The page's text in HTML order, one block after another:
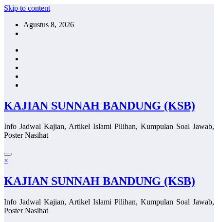
Skip to content
Agustus 8, 2026
KAJIAN SUNNAH BANDUNG (KSB)
Info Jadwal Kajian, Artikel Islami Pilihan, Kumpulan Soal Jawab,
Poster Nasihat
×
KAJIAN SUNNAH BANDUNG (KSB)
Info Jadwal Kajian, Artikel Islami Pilihan, Kumpulan Soal Jawab,
Poster Nasihat